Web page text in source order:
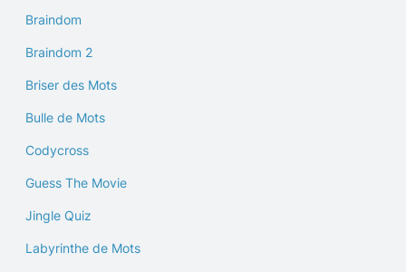
Braindom
Braindom 2
Briser des Mots
Bulle de Mots
Codycross
Guess The Movie
Jingle Quiz
Labyrinthe de Mots